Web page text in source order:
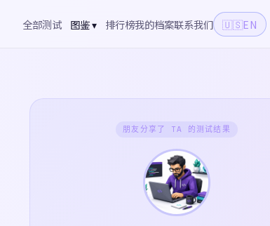
全部测试 图鉴 ▾ 排行榜我的档案联系我们 🇺🇸EN
朋友分享了 TA 的测试结果